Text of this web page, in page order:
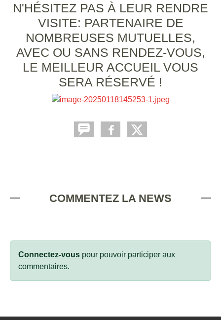
N'HÉSITEZ PAS À LEUR RENDRE
VISITE: PARTENAIRE DE
NOMBREUSES MUTUELLES,
AVEC OU SANS RENDEZ-VOUS,
LE MEILLEUR ACCUEIL VOUS
SERA RÉSERVÉ !
COMMENTEZ LA NEWS
Connectez-vous pour pouvoir participer aux
commentaires.